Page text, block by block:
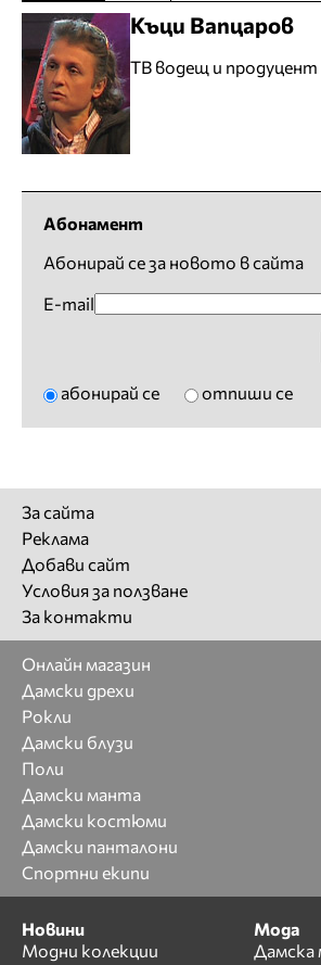
Къци Вапцаров
ТВ водещ и продуцент
Абонамент
Абонирай се за новото в сайта
E-mail
абонирай се отпиши се
За сайта
Реклама
Добави сайт
Условия за ползване
За контакти
Онлайн магазин
Дамски дрехи
Рокли
Дамски блузи
Поли
Дамски манта
Дамски костюми
Дамски панталони
Спортни екипи
Новини
Модни колекции
Мода
Дамска